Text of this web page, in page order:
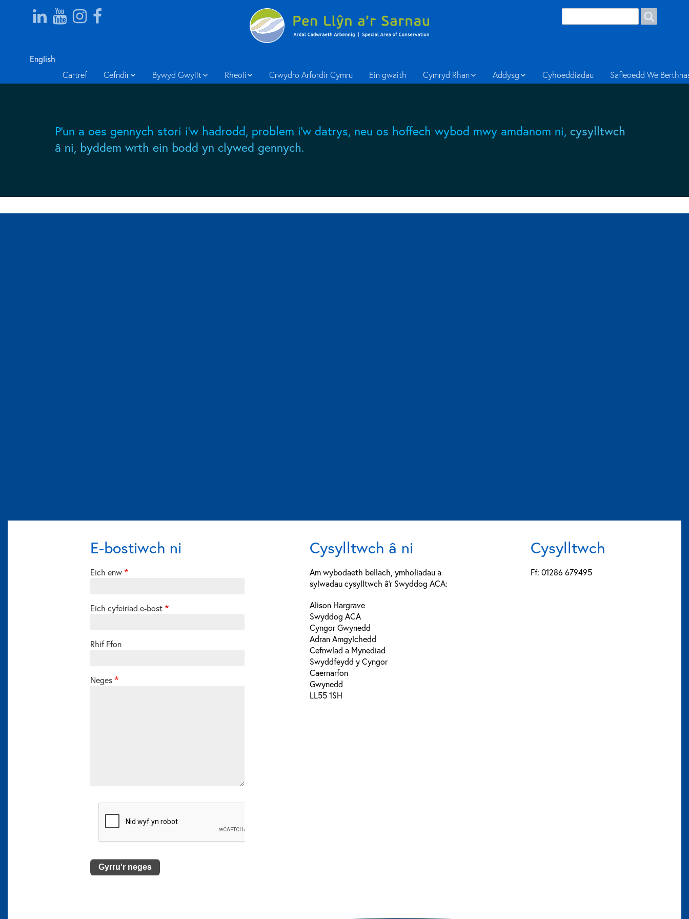
English
Cartref
Cefndir Bywyd Gwyllt Rheoli Crwydro Arfordir Cymru Ein gwaith Cymryd Rhan Addysg Cyhoeddiadau Safleoedd We
P'un a oes gennych stori i'w hadrodd, problem i'w datrys, neu os hoffech wybod mwy amdanom ni, cysylltwch
â ni, byddem wrth ein bodd yn clywed gennych.
E-bostiwch ni
Eich enw
Eich cyfeiriad e-bost
Rhif Ffon
Neges
Cysylltwch â ni
Am wybodaeth bellach, ymholiadau a
sylwadau cysylltwch â’r Swyddog ACA:
Alison Hargrave
Swyddog ACA
Cyngor Gwynedd
Adran Amgylchedd
Cefnwlad a Mynediad
Swyddfeydd y Cyngor
Caernarfon
Gwynedd
LL55 1SH
Cysylltwch
Ff: 01286 679495